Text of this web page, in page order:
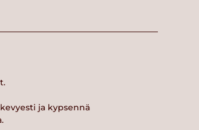
ja kypsennä